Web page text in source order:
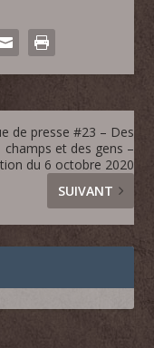
de presse #23 – Des
champs et des gens –
du 6 octobre 2020
SUIVANT